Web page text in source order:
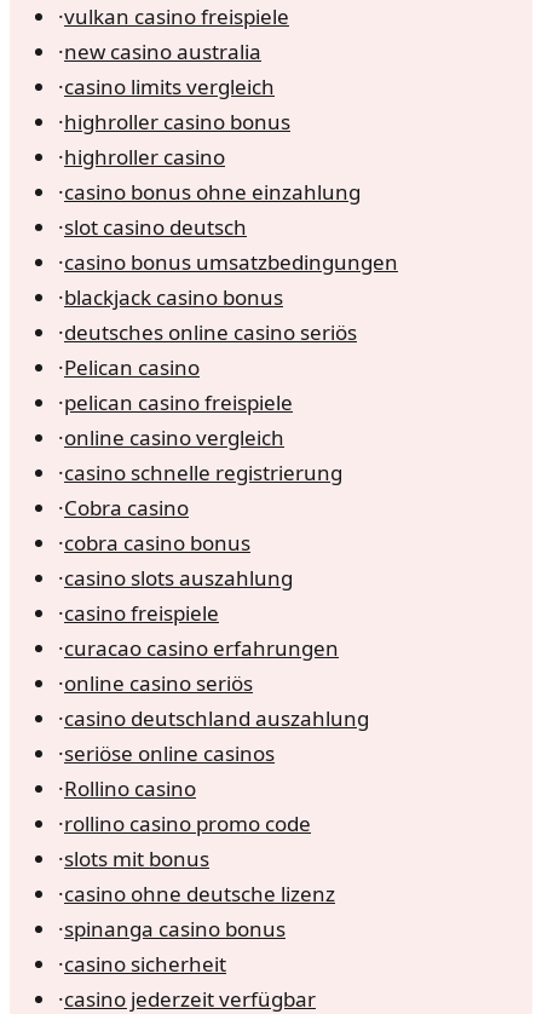
·vulkan casino freispiele
·new casino australia
·casino limits vergleich
·highroller casino bonus
·highroller casino
·casino bonus ohne einzahlung
·slot casino deutsch
·casino bonus umsatzbedingungen
·blackjack casino bonus
·deutsches online casino seriös
·Pelican casino
·pelican casino freispiele
·online casino vergleich
·casino schnelle registrierung
·Cobra casino
·cobra casino bonus
·casino slots auszahlung
·casino freispiele
·curacao casino erfahrungen
·online casino seriös
·casino deutschland auszahlung
·seriöse online casinos
·Rollino casino
·rollino casino promo code
·slots mit bonus
·casino ohne deutsche lizenz
·spinanga casino bonus
·casino sicherheit
·casino jederzeit verfügbar